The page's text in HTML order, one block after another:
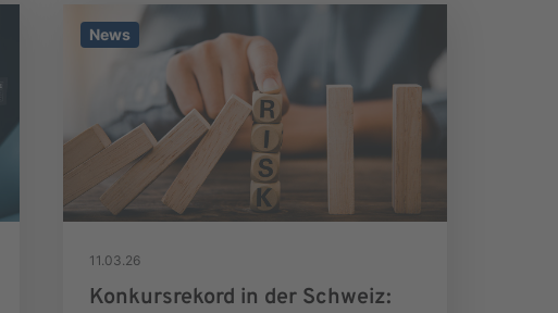
News
11.03.26
Konkursrekord in der Schweiz: